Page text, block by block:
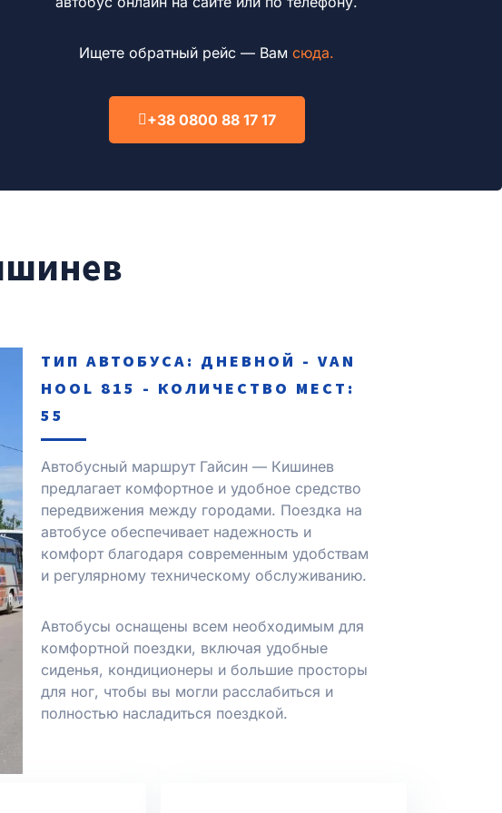
Ищете обратный рейс — Вамсюда.
+38 0800 88 17 17
ТИП АВТОБУСА: ДНЕВНОЙ - VAN
HOOL 815 - КОЛИЧЕСТВО МЕСТ:
55
Автобусный маршрут Гайсин — Кишинев
предлагает комфортное и удобное средство
передвижения между городами. Поездка на
автобусе обеспечивает надежность и
комфорт благодаря современным удобствам
и регулярному техническому обслуживанию.
Автобусы оснащены всем необходимым для
комфортной поездки, включая удобные
сиденья, кондиционеры и большие просторы
для ног, чтобы вы могли расслабиться и
полностью насладиться поездкой.